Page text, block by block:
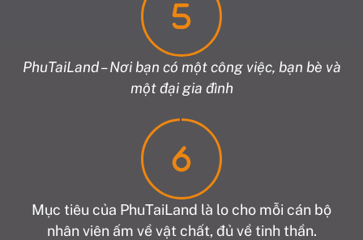
PhuTaiLand – Nơi bạn có một công việc, bạn bè và
một đại gia đình
Mục tiêu của PhuTaiLand là lo cho mỗi cán bộ
nhân viên ấm về vật chất, đủ về tinh thần.